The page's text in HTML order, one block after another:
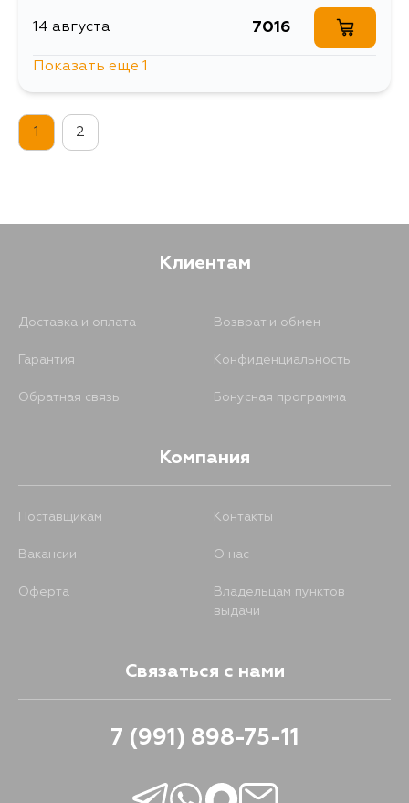
14 августа 7016
Показать еще 1
1 2
Клиентам
Доставка и оплата Возврат и обмен
Гарантия Конфиденциальность
Обратная связь Бонусная программа
Компания
Поставщикам Контакты
Вакансии О нас
Оферта
Владельцам пунктов
выдачи
Связаться с нами
7 (991) 898-75-11